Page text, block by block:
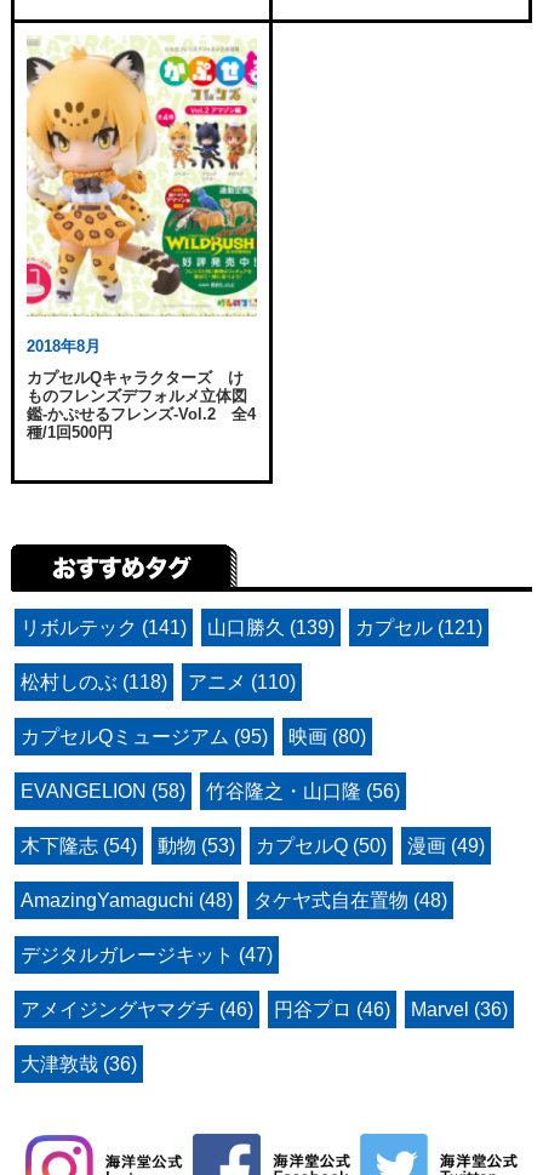
2018年8月
カプセルQキャラクターズ け
ものフレンズデフォルメ立体図
鑑-かぷせるフレンズ-Vol.2 全4
種/1回500円
リボルテック (141) 山口勝久 (139) カプセル (121)
松村しのぶ (118) アニメ (110)
カプセルQミュージアム (95) 映画 (80)
EVANGELION (58) 竹谷隆之・山口隆 (56)
木下隆志 (54) 動物 (53) カプセルQ (50) 漫画 (49)
AmazingYamaguchi (48) タケヤ式自在置物 (48)
デジタルガレージキット (47)
アメイジングヤマグチ (46) 円谷プロ (46) Marvel (36)
大津敦哉 (36)